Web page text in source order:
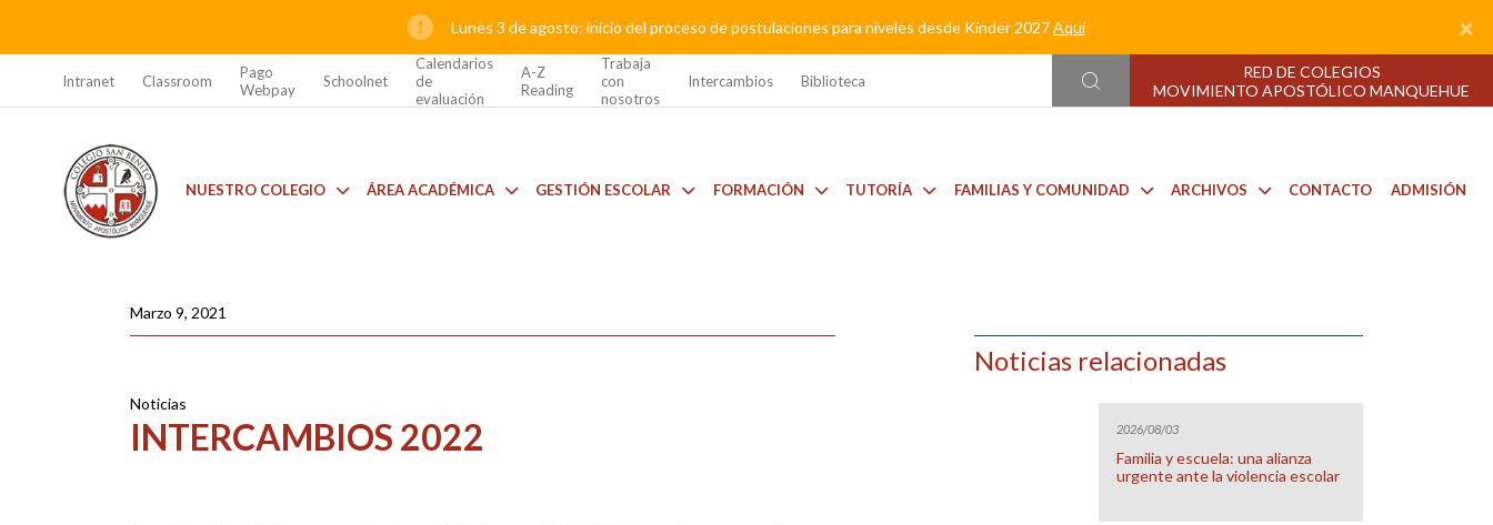
Lunes 3 de agosto: inicio del proceso de postulaciones para niveles desde Kínder 2027Aquí ×
Intranet Classroom
Pago
Webpay
Schoolnet
Calendarios
de
evaluación
A-Z
Reading
Trabaja
con
nosotros
Intercambios Biblioteca
RED DE COLEGIOS
MOVIMIENTO APOSTÓLICO MANQUEHUE
NUESTRO COLEGIO ÁREA ACADÉMICA GESTIÓN ESCOLAR FORMACIÓN TUTORÍA FAMILIAS Y COMUNIDAD ARCHIVOS CONTACTO ADMISIÓN
Marzo 9, 2021
Noticias
INTERCAMBIOS 2022
Noticias relacionadas
2026/08/03
Familia y escuela: una alianza
urgente ante la violencia escolar